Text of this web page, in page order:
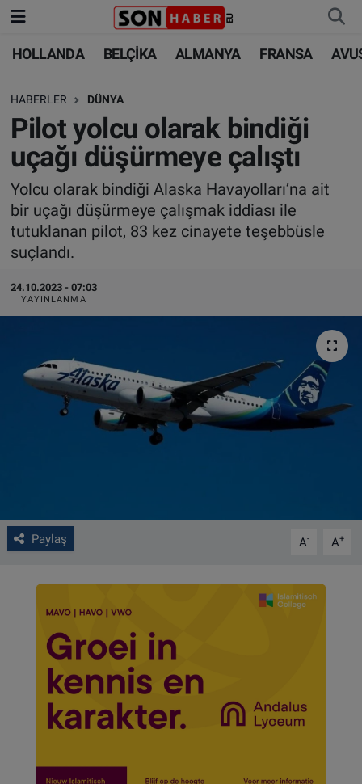
HOLLANDA BELÇİKA ALMANYA FRANSA
HABERLER DÜNYA
Pilot yolcu olarak bindiği
uçağı düşürmeye çalıştı
Yolcu olarak bindiği Alaska Havayolları’na ait
bir uçağı düşürmeye çalışmak iddiası ile
tutuklanan pilot, 83 kez cinayete teşebbüsle
suçlandı.
24.10.2023 - 07:03
YAYINLANMA
Paylaş A- A+
HOLLANDA
BELÇİKA
ALMANYA
FRANSA
AVUSTURYA
HOLLANDA
BELÇİKA
ALMANYA
TÜRKİYE
DÜNYA
VIDEO GALERİ
ALGEMENE VOORWAARDEN
Nöbetçi Eczaneler
Hava Durumu
Trafik Durumu
Süper Lig Puan Durumu ve Fikstür
Tüm Manşetler